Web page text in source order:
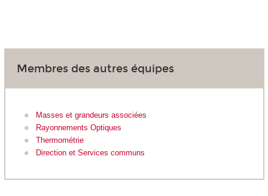
Membres des autres équipes
Masses et grandeurs associées
Rayonnements Optiques
Thermométrie
Direction et Services communs